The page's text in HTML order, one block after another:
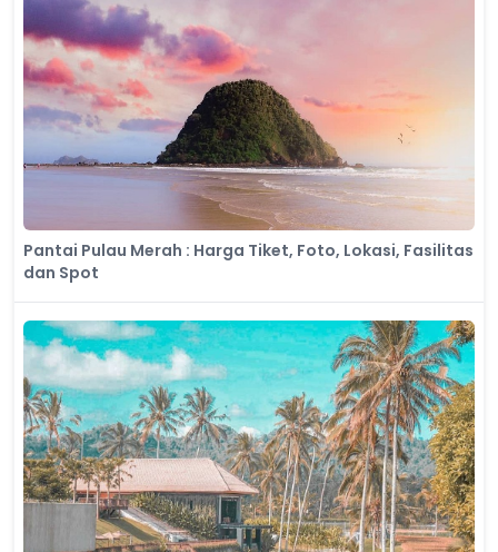
Pantai Pulau Merah : Harga Tiket, Foto, Lokasi, Fasilitas
dan Spot